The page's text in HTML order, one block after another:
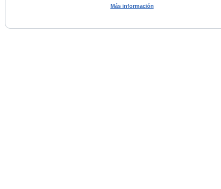
Más información